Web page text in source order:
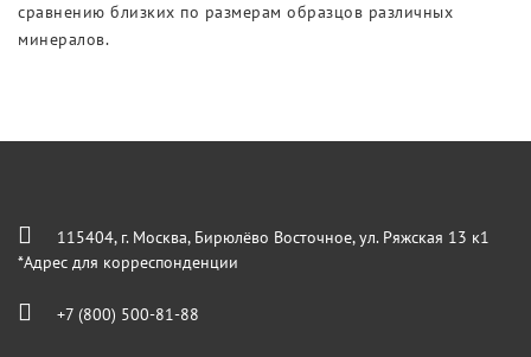
сравнению близких по размерам образцов различных
минералов.
115404, г. Москва, Бирюлёво Восточное, ул. Ряжская 13 к1
*Адрес для корреспонденции
+7 (800) 500-81-88